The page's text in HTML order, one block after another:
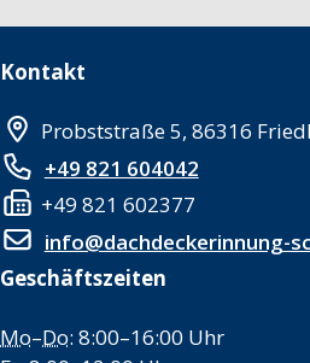
Kontakt
Probststraße 5, 86316
+49 821 604042
+49 821 602377
info@dachdeckerinnung-
Geschäftszeiten
Mo–Do: 8:00–16:00 Uhr